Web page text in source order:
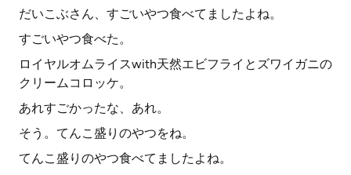
だいこぶさん、すごいやつ食べてましたよね。
すごいやつ食べた。
ロイヤルオムライスwith天然エビフライとズワイガニの
クリームコロッケ。
あれすごかったな、あれ。
そう。てんこ盛りのやつをね。
てんこ盛りのやつ食べてましたよね。